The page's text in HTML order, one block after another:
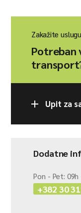
Zakažite uslugu
Potreban
Upit za
Dodatne
Pon - Pet: 09h
+382 30